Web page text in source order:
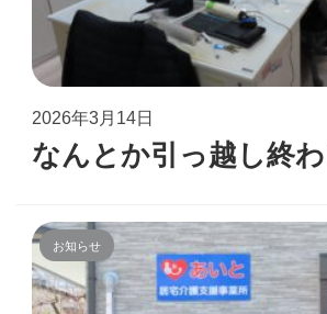
2026年3月14日
なんとか引っ越し終
お知らせ